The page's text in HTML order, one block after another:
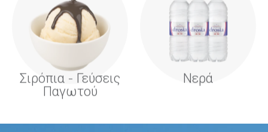
Σιρόπια - Γεύσεις
Παγωτού
Νερά